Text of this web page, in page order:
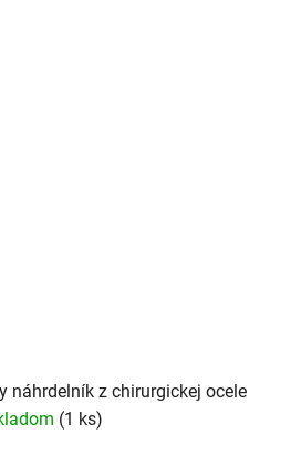
náhrdelník z chirurgickej ocele
(1 ks)